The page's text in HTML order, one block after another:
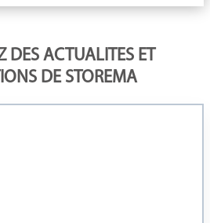
DES ACTUALITES ET
DE STOREMA